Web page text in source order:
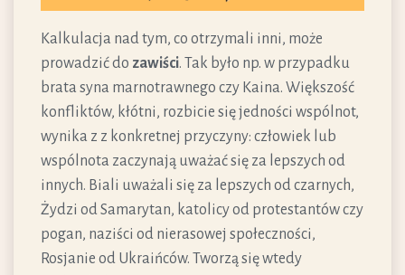
Kalkulacja nad tym, co otrzymali inni, może
prowadzić do zawiści. Tak było np. w przypadku
brata syna marnotrawnego czy Kaina. Większość
konfliktów, kłótni, rozbicie się jedności wspólnot,
wynika z z konkretnej przyczyny: człowiek lub
wspólnota zaczynają uważać się za lepszych od
innych. Biali uważali się za lepszych od czarnych,
Żydzi od Samarytan, katolicy od protestantów czy
pogan, naziści od nierasowej społeczności,
Rosjanie od Ukraińców. Tworzą się wtedy